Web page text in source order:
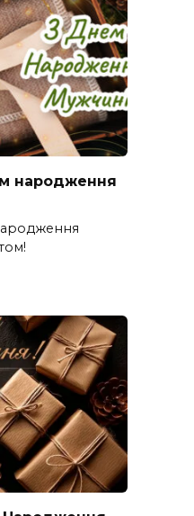
народження